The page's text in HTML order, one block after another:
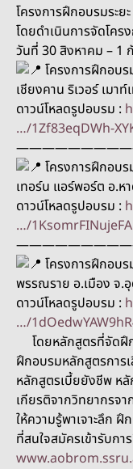
โครงการฝึกอบรมระย
โดยดำเนินการจัดโค
วันที่ 30 สิงหาคม – 1
โครงการฝึกอบ
เชียงคาน ริเวอร์ เมา
ดาวน์โหลดรูปอบรม :
…/1Zf83eqDWh-
โครงการฝึกอบ
เทอร์น แอร์พอร์ต อ.ห
ดาวน์โหลดรูปอบรม :
…/
โครงการฝึกอบ
พรรณราย อ.เมือง จ.
ดาวน์โหลดรูปอบรม :
…/
โดยหลักสูตรที่จัดฝึก
ฝึกอบรมหลักสูตรการ
หลักสูตรเบี้ยยังชีพ ห
เกียรติจากวิทยากรจ
ให้ความรู้พาเจาะลึก
ที่สนใจสมัครเข้ารับก